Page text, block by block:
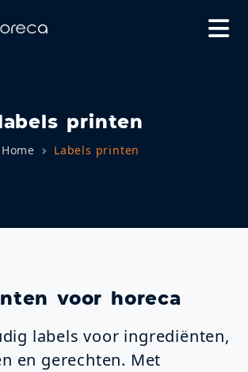
printen
Home Labels printen
voor horeca
labels voor ingrediënten,
en gerechten. Met